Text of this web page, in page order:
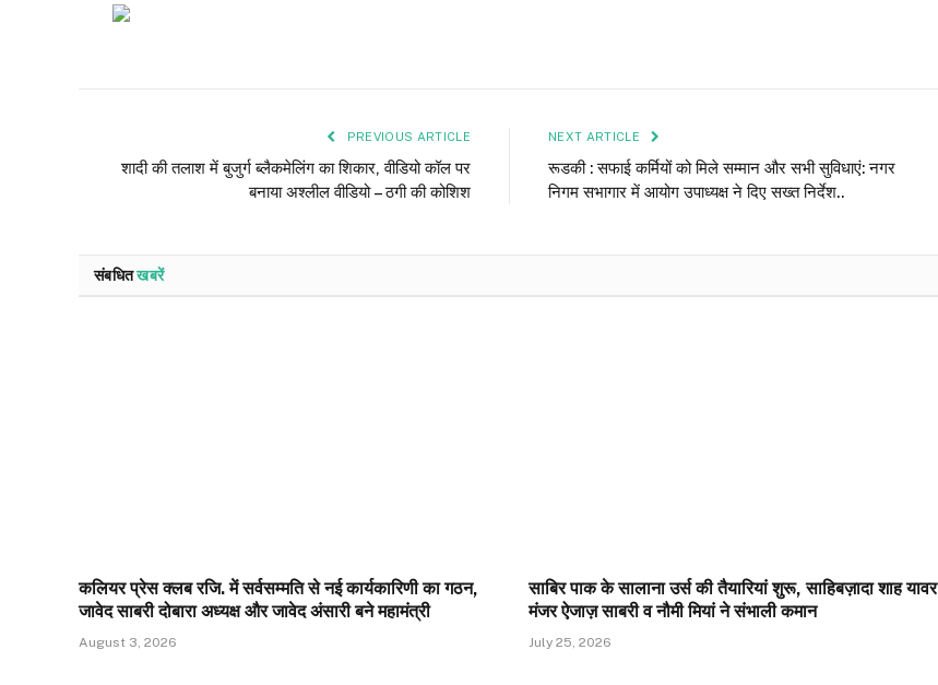
PREVIOUS ARTICLE
शादी की तलाश में बुजुर्ग ब्लैकमेलिंग का शिकार, वीडियो कॉल पर
बनाया अश्लील वीडियो – ठगी की कोशिश
NEXT ARTICLE
रूडकी : सफाई कर्मियों को मिले सम्मान और सभी सुविधाएं: नगर
निगम सभागार में आयोग उपाध्यक्ष ने दिए सख्त निर्देश..
संबधितखबरें
कलियर प्रेस क्लब रजि. में सर्वसम्मति से नई कार्यकारिणी का गठन,
जावेद साबरी दोबारा अध्यक्ष और जावेद अंसारी बने महामंत्री
August 3, 2026
साबिर पाक के सालाना उर्स की तैयारियां शुरू, साहिबज़ादा शाह यावर
मंजर ऐजाज़ साबरी व नौमी मियां ने संभाली कमान
July 25, 2026